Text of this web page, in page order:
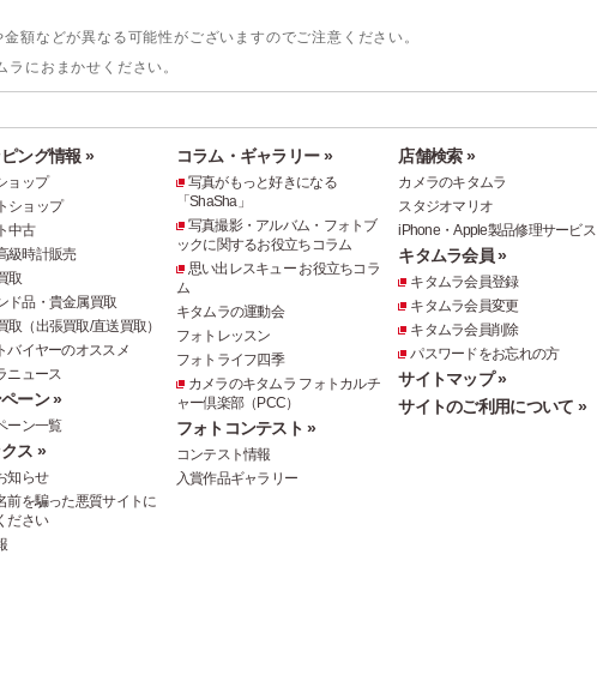
額などが異なる可能性がございますのでご注意ください。
におまかせください。
ング情報 »
ョップ
ショップ
中古
級時計販売
取
ド品・貴金属買取
取（出張買取/直送買取）
バイヤーのオススメ
ニュース
ーン »
ーン一覧
クス »
知らせ
前を騙った悪質サイトに
ださい
コラム・ギャラリー »
写真がもっと好きになる
「ShaSha」
写真撮影・アルバム・フォトブ
ックに関するお役立ちコラム
思い出レスキュー お役立ちコラ
ム
キタムラの運動会
フォトレッスン
フォトライフ四季
カメラのキタムラ フォトカルチ
ャー倶楽部（PCC）
フォトコンテスト »
コンテスト情報
入賞作品ギャラリー
店舗検索 »
カメラのキタムラ
スタジオマリオ
iPhone・Apple製品修理サービス
キタムラ会員 »
キタムラ会員登録
キタムラ会員変更
キタムラ会員削除
パスワードをお忘れの方
サイトマップ »
サイトのご利用について »